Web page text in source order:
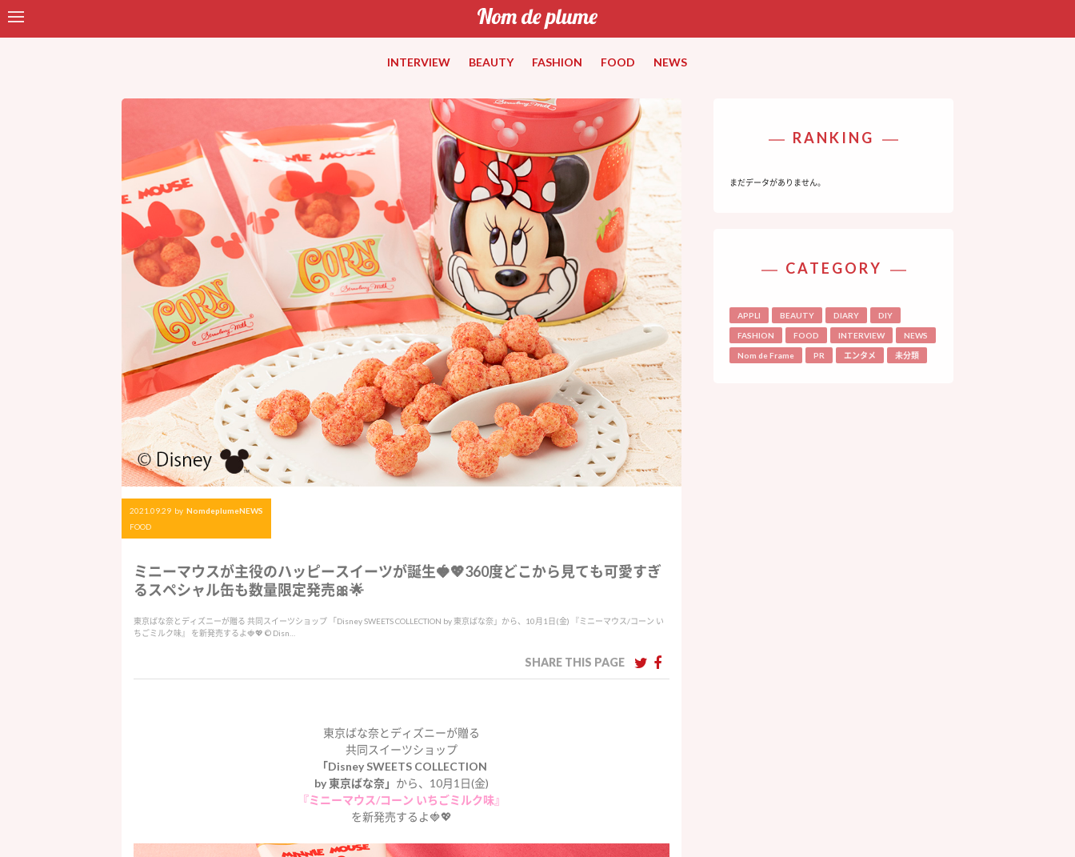
INTERVIEW BEAUTY FASHION FOOD NEWS
2021.09.29 by NomdeplumeNEWS
FOOD
ミニーマウスが主役のハッピースイーツが誕生🍓💖360度どこから見ても可愛すぎ
るスペシャル缶も数量限定発売🎀🌟
東京ばな奈とディズニーが贈る 共同スイーツショップ 「Disney SWEETS COLLECTION by 東京ばな奈」から、10月1日(金) 『ミニーマウス/コーン い
ちごミルク味』 を新発売するよ🍓💖 © Disn…
SHARE THIS PAGE
東京ばな奈とディズニーが贈る
共同スイーツショップ
「Disney SWEETS COLLECTION
by 東京ばな奈」 から、10月1日(金)
『ミニーマウス/コーン いちごミルク味』
を新発売するよ🍓💖
RANKING
まだデータがありません。
CATEGORY
APPLI BEAUTY DIARY DIY
FASHION FOOD INTERVIEW NEWS
Nom de Frame PR エンタメ 未分類